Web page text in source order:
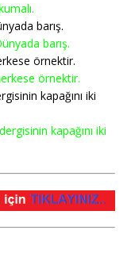
barış.
barış.
örnektir.
örnektir.
kapağını iki
kapağını iki